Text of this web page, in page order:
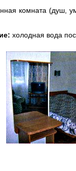
комната (душ,
холодная вода